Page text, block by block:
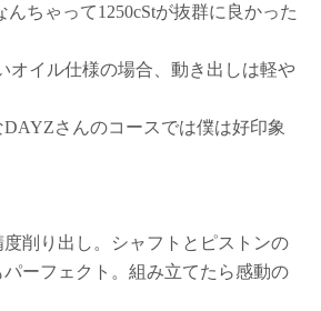
ちゃって1250cStが抜群に良かった
オイル仕様の場合、動き出しは軽や
さんのコースでは僕は好印象
削り出し。シャフトとピストンの
ーフェクト。組み立てたら感動の